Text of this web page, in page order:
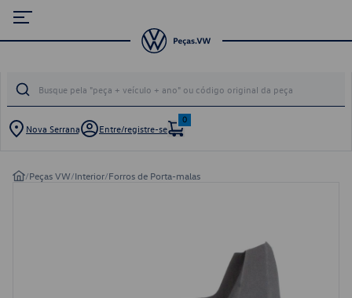
Nova Serrana Entre/registre-se
0
/Peças VW/Interior/Forros de Porta-malas